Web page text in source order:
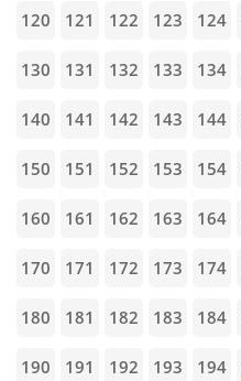
120 121 122 123 124
130 131 132 133 134
140 141 142 143 144
150 151 152 153 154
160 161 162 163 164
170 171 172 173 174
180 181 182 183 184
190 191 192 193 194